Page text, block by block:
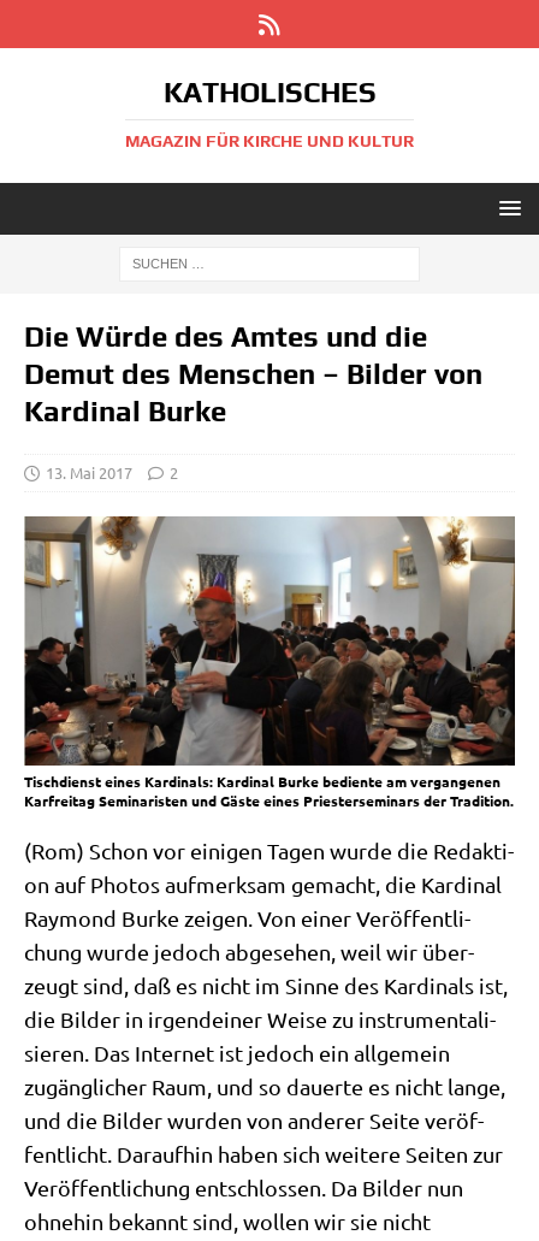
KATHOLISCHES
MAGAZIN FÜR KIRCHE UND KULTUR
Die Würde des Amtes und die
Demut des Menschen – Bilder von
Kardinal Burke
13. Mai 2017 2
Tischdienst eines Kardinals: Kardinal Burke bediente am vergangenen
Karfreitag Seminaristen und Gäste eines Priesterseminars der Tradition.
(Rom) Schon vor eini­gen Tagen wur­de die Redak­ti­
on auf Pho­tos auf­merk­sam gemacht, die Kar­di­nal
Ray­mond Bur­ke zei­gen. Von einer Ver­öf­fent­li­
chung wur­de jedoch abge­se­hen, weil wir über­
zeugt sind, daß es nicht im Sin­ne des Kar­di­nals ist,
die Bil­der in irgend­ei­ner Wei­se zu instru­men­ta­li­
sie­ren. Das Inter­net ist jedoch ein all­ge­mein
zugäng­li­cher Raum, und so dau­er­te es nicht lan­ge,
und die Bil­der wur­den von ande­rer Sei­te ver­öf­
fent­licht. Dar­auf­hin haben sich wei­te­re Sei­ten zur
Ver­öf­fent­li­chung ent­schlos­sen. Da Bil­der nun
ohne­hin bekannt sind, wol­len wir sie nicht